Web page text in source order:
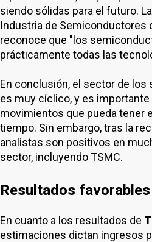
siendo sólidas para el futuro.
Industria de Semiconductores
reconoce que "los
prácticamente todas las
En conclusión, el sector de
es muy cíclico, y es
movimientos que pueda tener
tiempo. Sin embargo, tras la
analistas son positivos en
sector, incluyendo TSMC.
Resultados
En cuanto a los resultados de
estimaciones dictan ingresos